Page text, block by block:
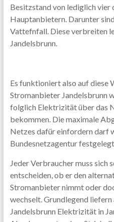
Besitzstand von lediglich vier
Hauptanbietern. Darunter
Vattefnfall. Diese verbreiten
Jandelsbrunn.
Es funktioniert also auf diese
Stromanbieter Jandelsbrunn
folglich Elektrizität über das
bekommen. Die maximale
Netzes dafür einfordern darf
Bundesnetzagentur
Jeder Verbraucher muss sich
entscheiden, ob er den
Stromanbieter nimmt oder
wechselt. Grundlegend
Jandelsbrunn Elektrizität in